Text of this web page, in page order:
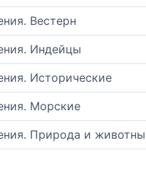
Вестерн
Индейцы
Исторические
Морские
Природа и